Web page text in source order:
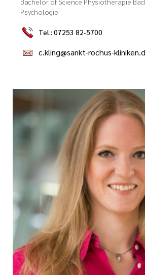
Psychologie
Tel.: 07253 82-5700
c.kling@sankt-rochus-